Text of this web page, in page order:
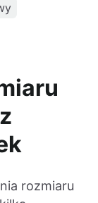
rozmiaru